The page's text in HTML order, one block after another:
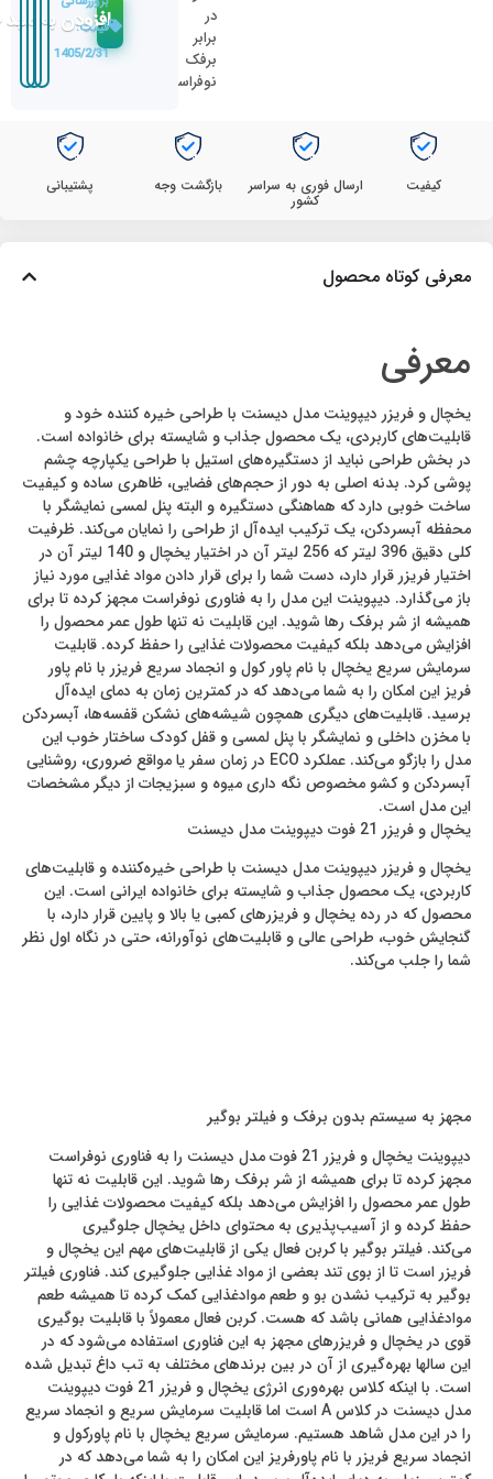
در
برابر
برفک
نوفراست
افزودن به
قیمت:
1405/2/31
کیفیت ارسال فوری به سراسر
کشور
بازگشت وجه پشتیبانی
معرفی کوتاه محصول
معرفی
یخچال و فریزر دیپوینت مدل دیسنت با طراحی خیره کننده خود و
قابلیت‌های کاربردی، یک محصول جذاب و شایسته برای خانواده است.
در بخش طراحی نباید از دستگیره‌های استیل با طراحی یکپارچه چشم
پوشی کرد. بدنه اصلی به دور از حجم‌های فضایی، ظاهری ساده و کیفیت
ساخت خوبی دارد که هماهنگی دستگیره و البته پنل لمسی نمایشگر با
محفظه آبسردکن، یک ترکیب ایده‌آل از طراحی را نمایان می‌کند. ظرفیت
کلی دقیق 396 لیتر که 256 لیتر آن در اختیار یخچال و 140 لیتر آن در
اختیار فریزر قرار دارد، دست شما را برای قرار دادن مواد غذایی مورد نیاز
باز می‌گذارد. دیپوینت این مدل را به فناوری نوفراست مجهز کرده تا برای
همیشه از شر برفک رها شوید. این قابلیت نه تنها طول عمر محصول را
افزایش می‌دهد بلکه کیفیت محصولات غذایی را حفظ کرده. قابلیت
سرمایش سریع یخچال با نام پاور کول و انجماد سریع فریزر با نام پاور
فریز این امکان را به شما می‌دهد که در کمترین زمان به دمای ایده‌آل
برسید. قابلیت‎‌های دیگری همچون شیشه‌های نشکن قفسه‌ها، آبسردکن
با مخزن داخلی و نمایشگر با پنل لمسی و قفل کودک ساختار خوب این
مدل را بازگو می‌کند. عملکرد ECO در زمان سفر یا مواقع ضروری، روشنایی
آبسردکن و کشو مخصوص نگه داری میوه و سبزیجات از دیگر مشخصات
این مدل است.
یخچال و فریزر 21 فوت دیپوینت مدل دیسنت
یخچال و فریزر دیپوینت مدل دیسنت با طراحی خیره‌کننده و قابلیت‌های
کاربردی، یک محصول جذاب و شایسته برای خانواده ایرانی است. این
محصول که در رده یخچال و فریزرهای کمبی یا بالا و پایین قرار دارد، با
گنجایش خوب، طراحی عالی و قابلیت‌های نوآورانه، حتی در نگاه اول نظر
شما را جلب می‌کند.
مجهز به سیستم بدون برفک و فیلتر بوگیر
دیپوینت یخچال و فریزر 21 فوت مدل دیسنت را به فناوری نوفراست
مجهز کرده تا برای همیشه از شر برفک رها شوید. این قابلیت نه تنها
طول عمر محصول را افزایش می‌دهد بلکه کیفیت محصولات غذایی را
حفظ کرده و از آسیب‌پذیری به محتوای داخل یخچال جلوگیری
می‌کند. فیلتر بوگیر با کربن فعال یکی از قابلیت‌های مهم این یخچال و
فریزر است تا از بوی تند بعضی از مواد غذایی جلوگیری کند. فناوری فیلتر
بوگیر به ترکیب نشدن بو و طعم مواد‌غذایی کمک کرده تا همیشه طعم
مواد‌غذایی همانی باشد که هست. کربن فعال معمولاً با قابلیت بوگیری
قوی در یخچال و فریزرهای مجهز به این فناوری استفاده می‌شود که در
این سالها بهره‌گیری از آن در بین برندهای مختلف به تب داغ تبدیل شده
است. با اینکه کلاس بهره‌وری انرژی یخچال و فریزر 21 فوت دیپوینت
مدل دیسنت در کلاس A است اما قابلیت سرمایش سریع و انجماد سریع
را در این مدل شاهد هستیم. سرمایش سریع یخچال با نام پاورکول و
انجماد سریع فریزر با نام پاورفریز این امکان را به شما می‌دهد که در